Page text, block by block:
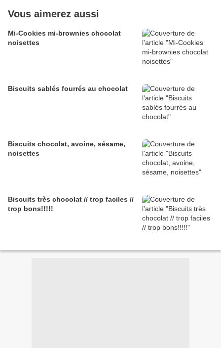
Vous aimerez aussi
Mi-Cookies mi-brownies chocolat
noisettes
Biscuits sablés fourrés au chocolat
Biscuits chocolat, avoine, sésame,
noisettes
Biscuits très chocolat // trop faciles //
trop bons!!!!!